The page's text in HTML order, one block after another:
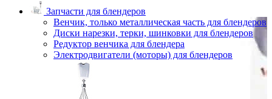
Запчасти для блендеров
Венчик, только металлическая часть для блендеров
Диски нарезки, терки, шинковки для блендеров
Редуктор венчика для блендера
Электродвигатели (моторы) для блендеров